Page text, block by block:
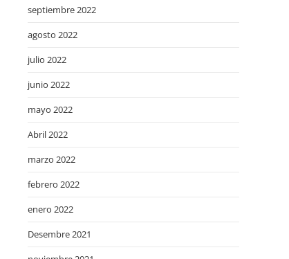
septiembre 2022
agosto 2022
julio 2022
junio 2022
mayo 2022
Abril 2022
marzo 2022
febrero 2022
enero 2022
Desembre 2021